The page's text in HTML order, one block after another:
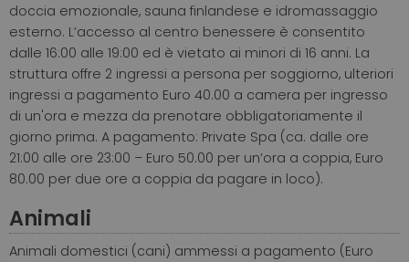
doccia emozionale, sauna finlandese e idromassaggio
esterno. L’accesso al centro benessere è consentito
dalle 16:00 alle 19:00 ed è vietato ai minori di 16 anni. La
struttura offre 2 ingressi a persona per soggiorno, ulteriori
ingressi a pagamento Euro 40.00 a camera per ingresso
di un'ora e mezza da prenotare obbligatoriamente il
giorno prima. A pagamento: Private Spa (ca. dalle ore
21:00 alle ore 23:00 – Euro 50.00 per un’ora a coppia, Euro
80.00 per due ore a coppia da pagare in loco).
Animali
Animali domestici (cani) ammessi a pagamento (Euro